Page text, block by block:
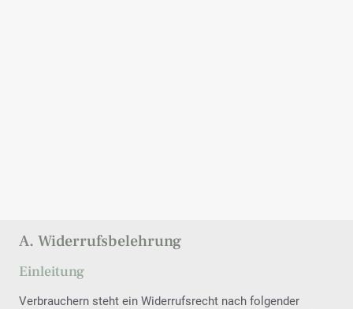
A. Widerrufsbelehrung
Einleitung
Verbrauchern steht ein Widerrufsrecht nach folgender